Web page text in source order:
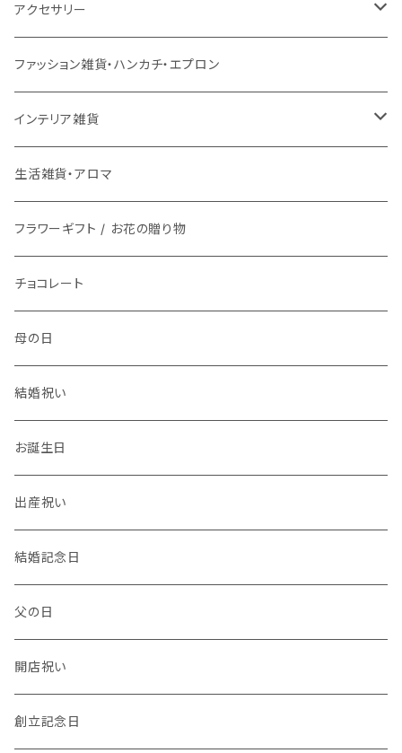
3月17日UP
2月28日UP
1月9日UP
キッチンマット
こたつ本体
こたつ布団
チェア
座椅子
スツール
インテリア雑貨
鏡・ミラー
ライト
温度計・湿度計
花瓶 / フラワーベース
傘立て
ライト
壁掛けアート / 鏡
バス用品
ファッション雑貨
メガネ / 眼鏡小物
生活雑貨
ティッシュケース
アロマ用品
アクセサリー雑貨
アクセサリー・ウォッチ収納
フラワーギフト / お花の贈り物
植物栽培キット
プリザーブドフラワー
文具
キッチン用品
携帯・スマホアクセサリー
小物
ミトン・鍋つかみ
コップ、グラス
ランチボックス / 水筒
お皿
箸置き
食器
お茶碗
お皿
紙ナプキン
カトラリー
トレー
キッチンタオル
アクセサリー
ネックレス
ピアス
ブレスレット
イヤリング
指輪
ヘアゴム
ブローチ
イヤーカフ
バングル
ファッション雑貨・ハンカチ・エプロン
インテリア雑貨
花瓶 / フラワーベース
生活雑貨・アロマ
フラワーギフト / お花の贈り物
チョコレート
母の日
結婚祝い
お誕生日
出産祝い
結婚記念日
父の日
開店祝い
創立記念日